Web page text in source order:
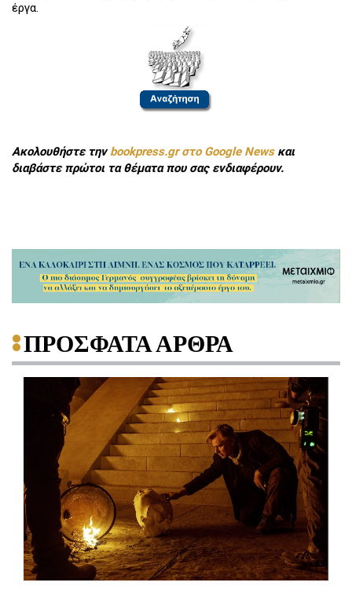
έργα.
Ακολουθήστε τηνbookpress.gr στο Google Newsκαι
διαβάστε πρώτοι τα θέματα που σας ενδιαφέρουν.
ΠΡΟΣΦΑΤΑ ΑΡΘΡΑ